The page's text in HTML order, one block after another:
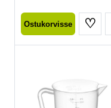
Ostukorvisse ♡